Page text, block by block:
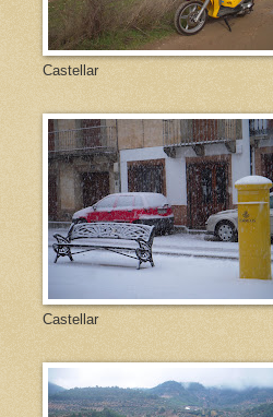
Castellar
Castellar